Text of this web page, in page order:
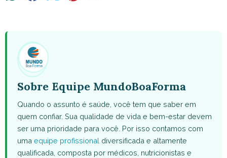
Sobre Equipe MundoBoaForma
Quando o assunto é saúde, você tem que saber em
quem confiar. Sua qualidade de vida e bem-estar devem
ser uma prioridade para você. Por isso contamos com
uma equipe profissional diversificada e altamente
qualificada, composta por médicos, nutricionistas e